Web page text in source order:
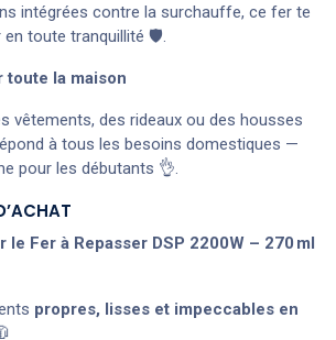
intégrées contre la surchauffe, ce fer te
en toute tranquillité 🛡️.
toute la maison
vêtements, des rideaux ou des housses
à tous les besoins domestiques —
pour les débutants 👌.
le Fer à Repasser DSP 2200W – 270 ml
propres, lisses et impeccables en